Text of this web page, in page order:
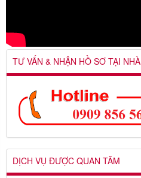
TƯ VẤN & NHẬN HỒ SƠ TẠI NHÀ
DỊCH VỤ ĐƯỢC QUAN TÂM